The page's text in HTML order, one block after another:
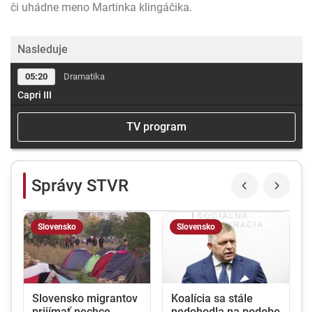
či uhádne meno Martinka klingáčika.
Nasleduje
05:20 Dramatika
Capri III
TV program
Správy STVR
Slovensko
Slovensko migrantov
Slovensko
Koalícia sa stále